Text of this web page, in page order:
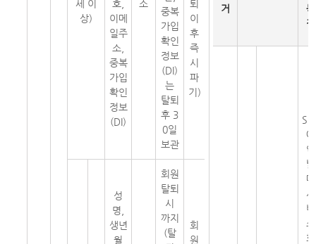
세 이
상)
호,
이메
일주
소,
중복
가입
확인
정보
(DI)
소
중복
가입
확인
정보
(DI)
는
탈퇴
후 3
0일
보관
퇴
이
후
즉
시
파
기)
성
명,
생년
월
회원
탈퇴
시
까지
(탈
회
원
거
목
적
예
약
발
매
서
비
스
회